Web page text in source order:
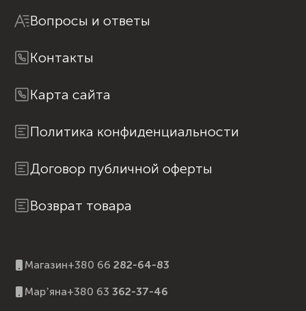
Вопросы и ответы
Контакты
Карта сайта
Политика конфиденциальности
Договор публичной оферты
Возврат товара
Магазин+380 66 282-64-83
Марʼяна+380 63 362-37-46